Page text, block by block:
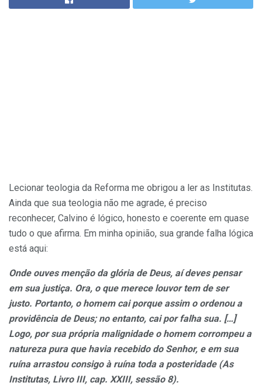
Lecionar teologia da Reforma me obrigou a ler as Institutas.
Ainda que sua teologia não me agrade, é preciso
reconhecer, Calvino é lógico, honesto e coerente em quase
tudo o que afirma. Em minha opinião, sua grande falha lógica
está aqui:
Onde ouves menção da glória de Deus, aí deves pensar
em sua justiça. Ora, o que merece louvor tem de ser
justo. Portanto, o homem cai porque assim o ordenou a
providência de Deus; no entanto, cai por falha sua. […]
Logo, por sua própria malignidade o homem corrompeu a
natureza pura que havia recebido do Senhor, e em sua
ruína arrastou consigo à ruína toda a posteridade (As
Institutas, Livro III, cap. XXIII, sessão 8).